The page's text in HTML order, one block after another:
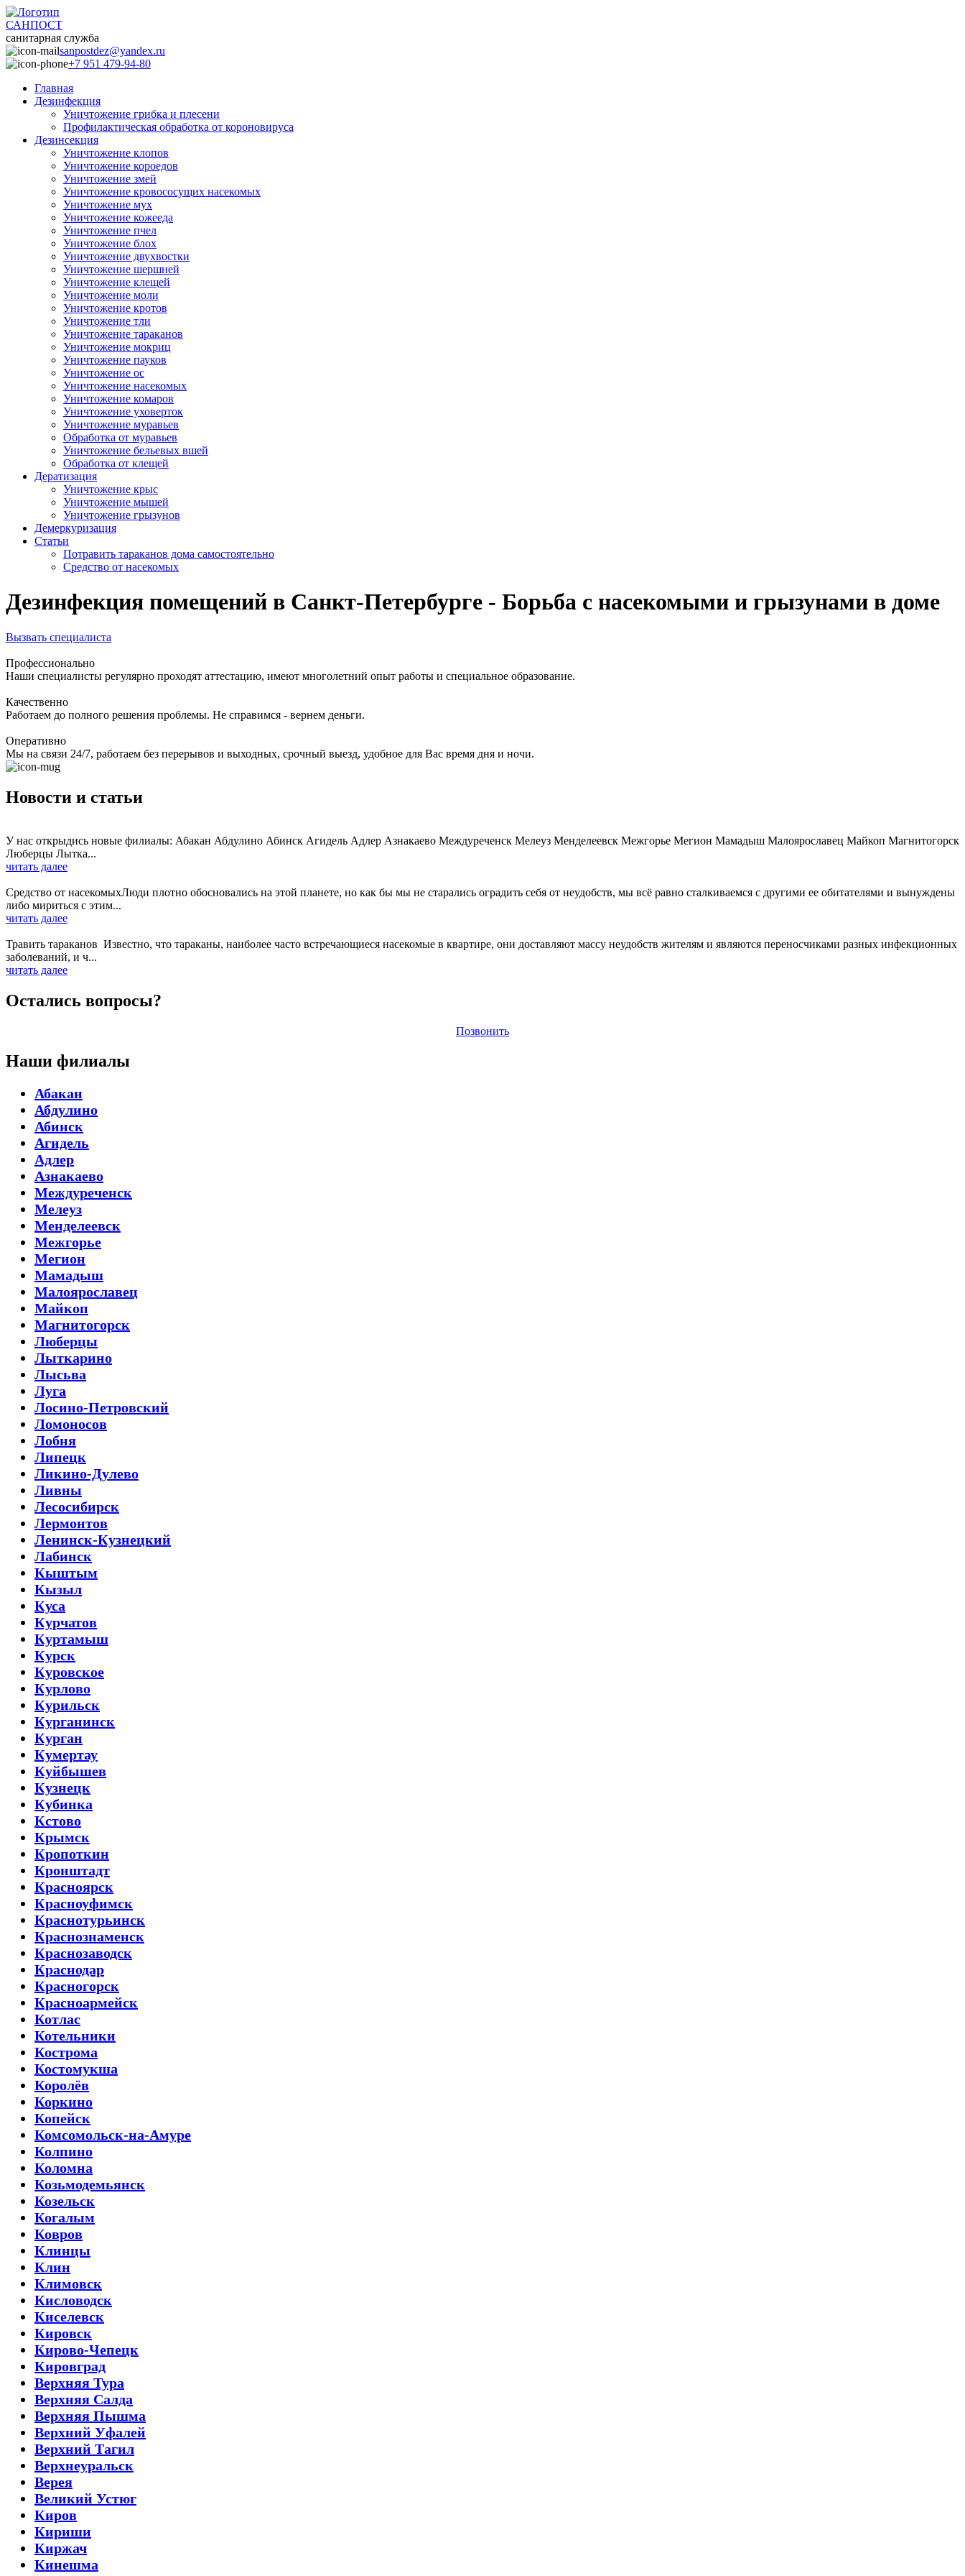
САНПОСТ
санитарная служба
sanpostdez@yandex.ru
+7 951 479-94-80
Главная
Дезинфекция
Уничтожение грибка и плесени
Профилактическая обработка от короновируса
Дезинсекция
Уничтожение клопов
Уничтожение короедов
Уничтожение змей
Уничтожение кровососущих насекомых
Уничтожение мух
Уничтожение кожееда
Уничтожение пчел
Уничтожение блох
Уничтожение двухвостки
Уничтожение шершней
Уничтожение клещей
Уничтожение моли
Уничтожение кротов
Уничтожение тли
Уничтожение тараканов
Уничтожение мокриц
Уничтожение пауков
Уничтожение ос
Уничтожение насекомых
Уничтожение комаров
Уничтожение уховерток
Уничтожение муравьев
Обработка от муравьев
Уничтожение бельевых вшей
Обработка от клещей
Дератизация
Уничтожение крыс
Уничтожение мышей
Уничтожение грызунов
Демеркуризация
Статьи
Потравить тараканов дома самостоятельно
Средство от насекомых
Дезинфекция помещений в Санкт-Петербурге - Борьба с насекомыми и грызунами в доме
Вызвать специалиста
Профессионально
Наши специалисты регулярно проходят аттестацию, имеют многолетний опыт работы и специальное образование.
Качественно
Работаем до полного решения проблемы. Не справимся - вернем деньги.
Оперативно
Мы на связи 24/7, работаем без перерывов и выходных, срочный выезд, удобное для Вас время дня и ночи.
Новости и статьи
У нас открыдись новые филиалы: Абакан Абдулино Абинск Агидель Адлер Азнакаево Междуреченск Мелеуз Менделеевск Межгорье Мегион Мамадыш Малоярославец Майкоп Магнитогорск
Люберцы Лытка...
читать далее
Средство от насекомыхЛюди плотно обосновались на этой планете, но как бы мы не старались оградить себя от неудобств, мы всё равно сталкиваемся с другими ее обитателями и вынуждены
либо мириться с этим...
читать далее
Травить тараканов Известно, что тараканы, наиболее часто встречающиеся насекомые в квартире, они доставляют массу неудобств жителям и являются переносчиками разных инфекционных
заболеваний, и ч...
читать далее
Остались вопросы?
Позвонить
Наши филиалы
Абакан
Абдулино
Абинск
Агидель
Адлер
Азнакаево
Междуреченск
Мелеуз
Менделеевск
Межгорье
Мегион
Мамадыш
Малоярославец
Майкоп
Магнитогорск
Люберцы
Лыткарино
Лысьва
Луга
Лосино-Петровский
Ломоносов
Лобня
Липецк
Ликино-Дулево
Ливны
Лесосибирск
Лермонтов
Ленинск-Кузнецкий
Лабинск
Кыштым
Кызыл
Куса
Курчатов
Куртамыш
Курск
Куровское
Курлово
Курильск
Курганинск
Курган
Кумертау
Куйбышев
Кузнецк
Кубинка
Кстово
Крымск
Кропоткин
Кронштадт
Красноярск
Красноуфимск
Краснотурьинск
Краснознаменск
Краснозаводск
Краснодар
Красногорск
Красноармейск
Котлас
Котельники
Кострома
Костомукша
Королёв
Коркино
Копейск
Комсомольск-на-Амуре
Колпино
Коломна
Козьмодемьянск
Козельск
Когалым
Ковров
Клинцы
Клин
Климовск
Кисловодск
Киселевск
Кировск
Кирово-Чепецк
Кировград
Верхняя Тура
Верхняя Салда
Верхняя Пышма
Верхний Уфалей
Верхний Тагил
Верхнеуральск
Верея
Великий Устюг
Киров
Кириши
Киржач
Кинешма